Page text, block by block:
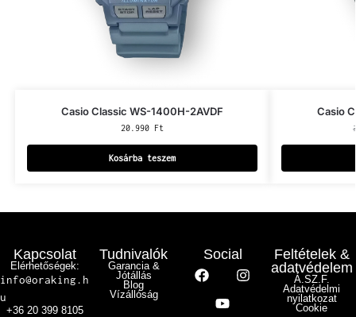
Casio Classic WS-1400H-2AVDF
20.990 Ft
Kosárba teszem
Casio
Kapcsolat
Elérhetőségek:
info@oraking.h
u
+36 20 399 8105
Tudnivalók
Garancia &
Jótállás
Blog
Vízállóság
Social
Feltételek &
adatvédelem
Á.SZ.F.
Adatvédelmi
nyilatkozat
Cookie